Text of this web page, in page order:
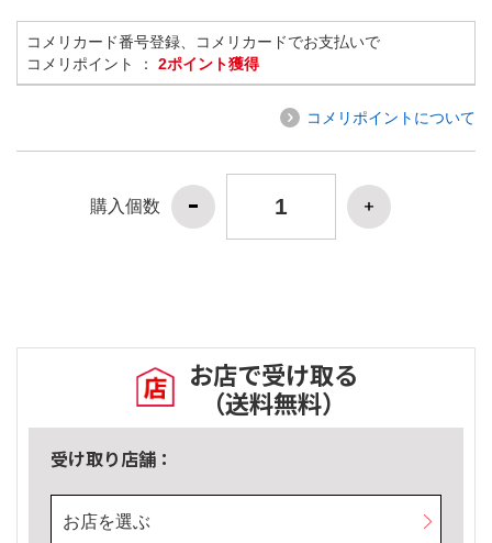
コメリカード番号登録、コメリカードでお支払いで
コメリポイント ： 2ポイント獲得
コメリポイントについて
購入個数
お店で受け取る
（送料無料）
受け取り店舗：
お店を選ぶ